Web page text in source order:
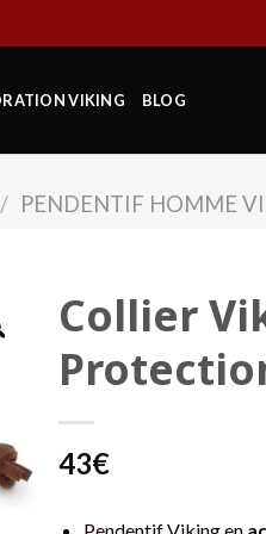
VIKING BLOG
/ PENDENTIF HOMME
Collier
43€